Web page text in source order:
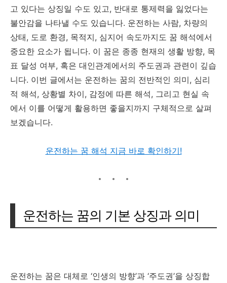
고 있다는 상징일 수도 있고, 반대로 통제력을 잃었다는
불안감을 나타낼 수도 있습니다. 운전하는 사람, 차량의
상태, 도로 환경, 목적지, 심지어 속도까지도 꿈 해석에서
중요한 요소가 됩니다. 이 꿈은 종종 현재의 생활 방향, 목
표 달성 여부, 혹은 대인관계에서의 주도권과 관련이 깊습
니다. 이번 글에서는 운전하는 꿈의 전반적인 의미, 심리
적 해석, 상황별 차이, 감정에 따른 해석, 그리고 현실 속
에서 이를 어떻게 활용하면 좋을지까지 구체적으로 살펴
보겠습니다.
운전하는 꿈 해석 지금 바로 확인하기!
운전하는 꿈의 기본 상징과 의미
운전하는 꿈은 대체로 ‘인생의 방향’과 ‘주도권’을 상징합